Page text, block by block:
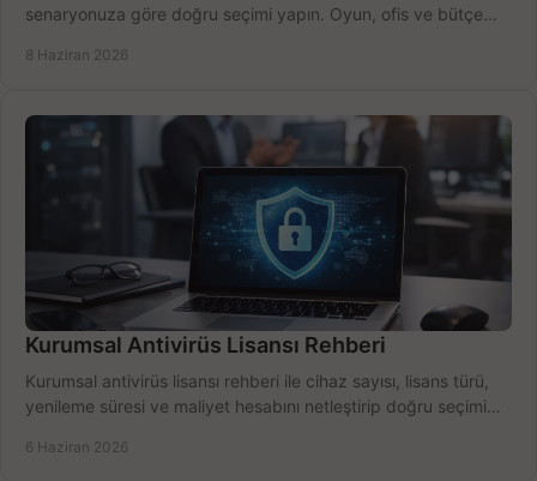
senaryonuza göre doğru seçimi yapın. Oyun, ofis ve bütçe
8 Haziran 2026
Kurumsal Antivirüs Lisansı Rehberi
Kurumsal antivirüs lisansı rehberi ile cihaz sayısı, lisans türü,
yenileme süresi ve maliyet hesabını netleştirip doğru seçimi
6 Haziran 2026